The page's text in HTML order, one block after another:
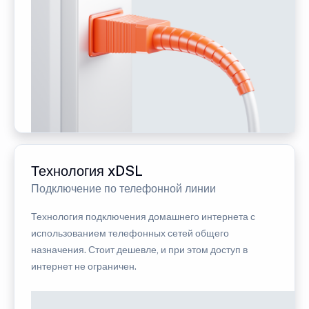
Технология xDSL
Подключение по телефонной линии
Технология подключения домашнего интернета с
использованием телефонных сетей общего
назначения. Стоит дешевле, и при этом доступ в
интернет не ограничен.